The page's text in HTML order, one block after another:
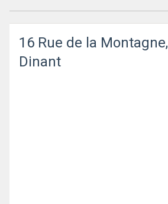
16 Rue de la
Dinant